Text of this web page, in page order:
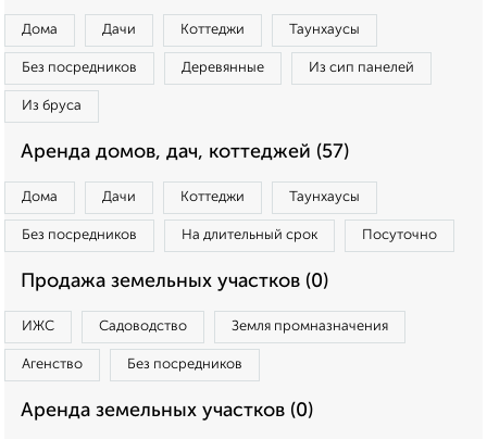
Дома Дачи Коттеджи Таунхаусы
Без посредников Деревянные Из сип панелей
Из бруса
Аренда домов, дач, коттеджей (57)
Дома Дачи Коттеджи Таунхаусы
Без посредников На длительный срок Посуточно
Продажа земельных участков (0)
ИЖС Садоводство Земля промназначения
Агенство Без посредников
Аренда земельных участков (0)